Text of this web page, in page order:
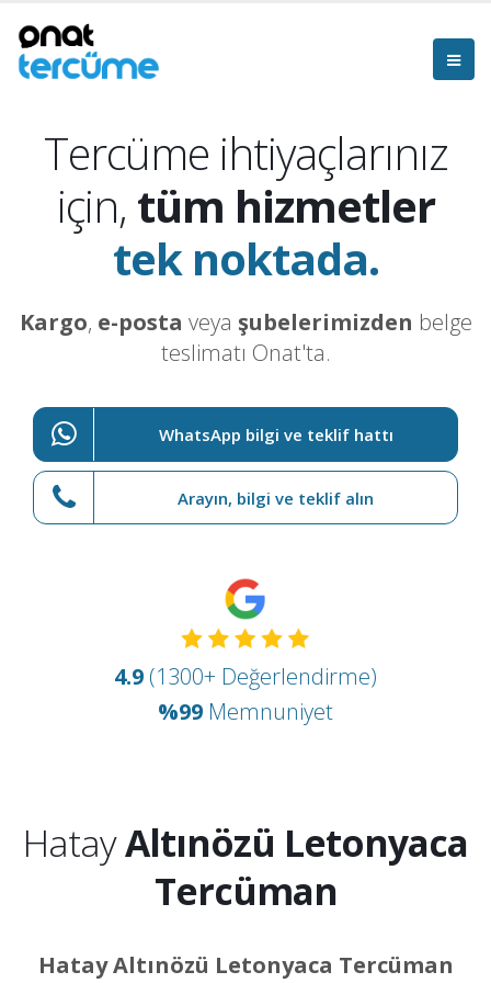
Tercüme ihtiyaçlarınız
için, tüm hizmetler
tek noktada.
Kargo, e-posta veya şubelerimizden belge
teslimatı Onat'ta.
WhatsApp bilgi ve teklif hattı
Arayın, bilgi ve teklif alın
4.9 (1300+ Değerlendirme)
%99 Memnuniyet
HatayAltınözü Letonyaca
Tercüman
Hatay Altınözü Letonyaca Tercüman